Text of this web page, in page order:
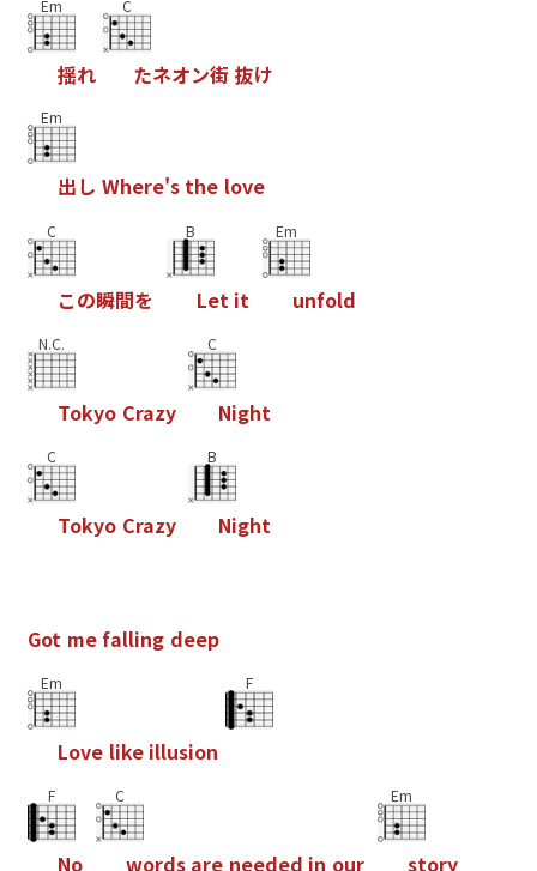
Em
揺れ
C
たネオン街 抜け
Em
出し Where's the love
C
この瞬間を
B
Let it
Em
unfold
N.C.
Tokyo Crazy
C
Night
C
Tokyo Crazy
B
Night
Got mefalling deep
Em
Love like illusion
F
F
No
C
words are needed in our
Em
story